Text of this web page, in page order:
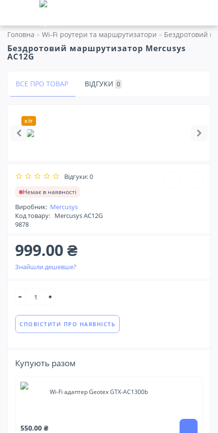
Головна Wi-Fi роутери та маршрутизатори Бездротовий
Бездротовий маршрутизатор Mercusys
AC12G
ВСЕ ПРО ТОВАР ВІДГУКИ 0
хіт
Відгуки: 0
Немає в наявності
Виробник: Mercusys
Код товару: Mercusys AC12G
9878
999.00 ₴
Знайшли дешевше?
СПОВІСТИТИ ПРО НАЯВНІСТЬ
Купують разом
Wi-Fi адаптер Geotex GTX-AC1300b
550.00 ₴